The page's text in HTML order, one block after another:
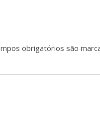
obrigatórios são